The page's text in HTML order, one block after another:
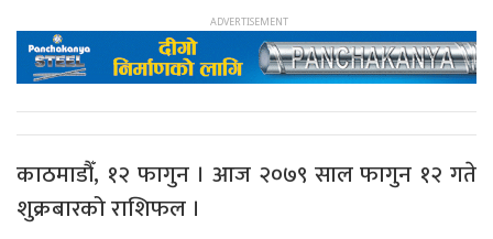
काठमाडौँ, १२ फागुन । आज २०७९ साल फागुन १२ गते
शुक्रबारको राशिफल ।